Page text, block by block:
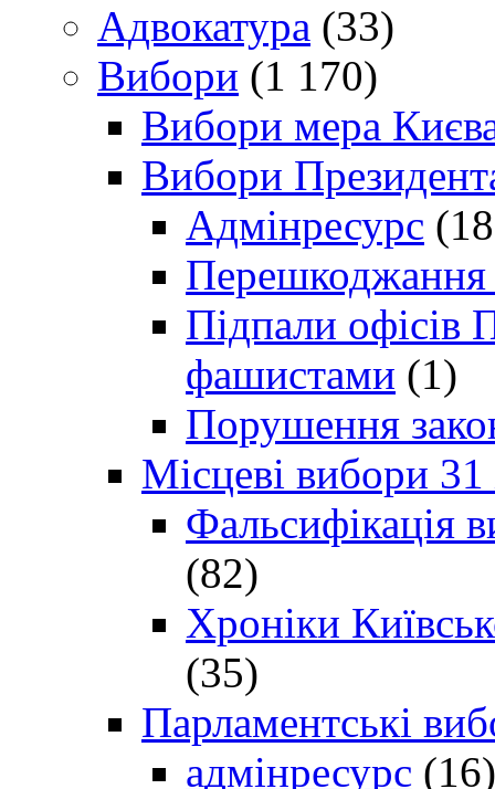
Адвокатура (33)
Вибори (1 170)
Вибори мера
Вибори
Адмінресурс
Перешкоджання
Підпали офісів
фашистами (1)
Порушення
Місцеві вибори
Фальсифікація
(82)
Хроніки
(35)
Парламентські
адмінресурс (16)